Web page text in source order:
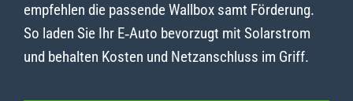
empfehlen die passende Wallbox samt Förderung.
So laden Sie Ihr E‑Auto bevorzugt mit Solarstrom
und behalten Kosten und Netzanschluss im Griff.